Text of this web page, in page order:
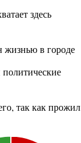
здесь
жизнью в городе
политические
так как прожил